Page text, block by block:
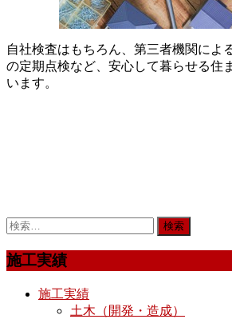
自社検査はもちろん、第三者機関によ
の定期点検など、安心して暮らせる住
います。
施工実績
施工実績
土木（開発・造成）